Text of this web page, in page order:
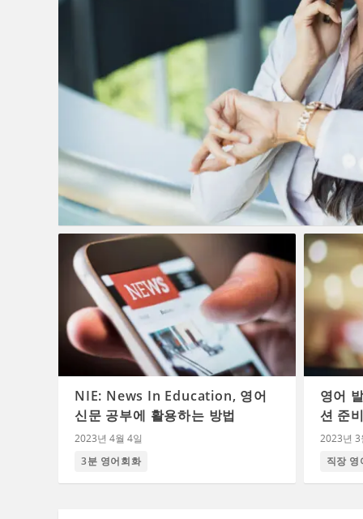
NIE: News In Education, 영어
신문 공부에 활용하는 방법
2023년 4월 4일
3분 영어회화
영어
션 준
2023년 3
직장 영